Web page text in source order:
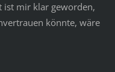
ist mir klar geworden,
könnte, wäre